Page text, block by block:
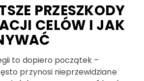
PRZESZKODY
CELÓW I JAK
to dopiero początek –
przynosi nieprzewidziane